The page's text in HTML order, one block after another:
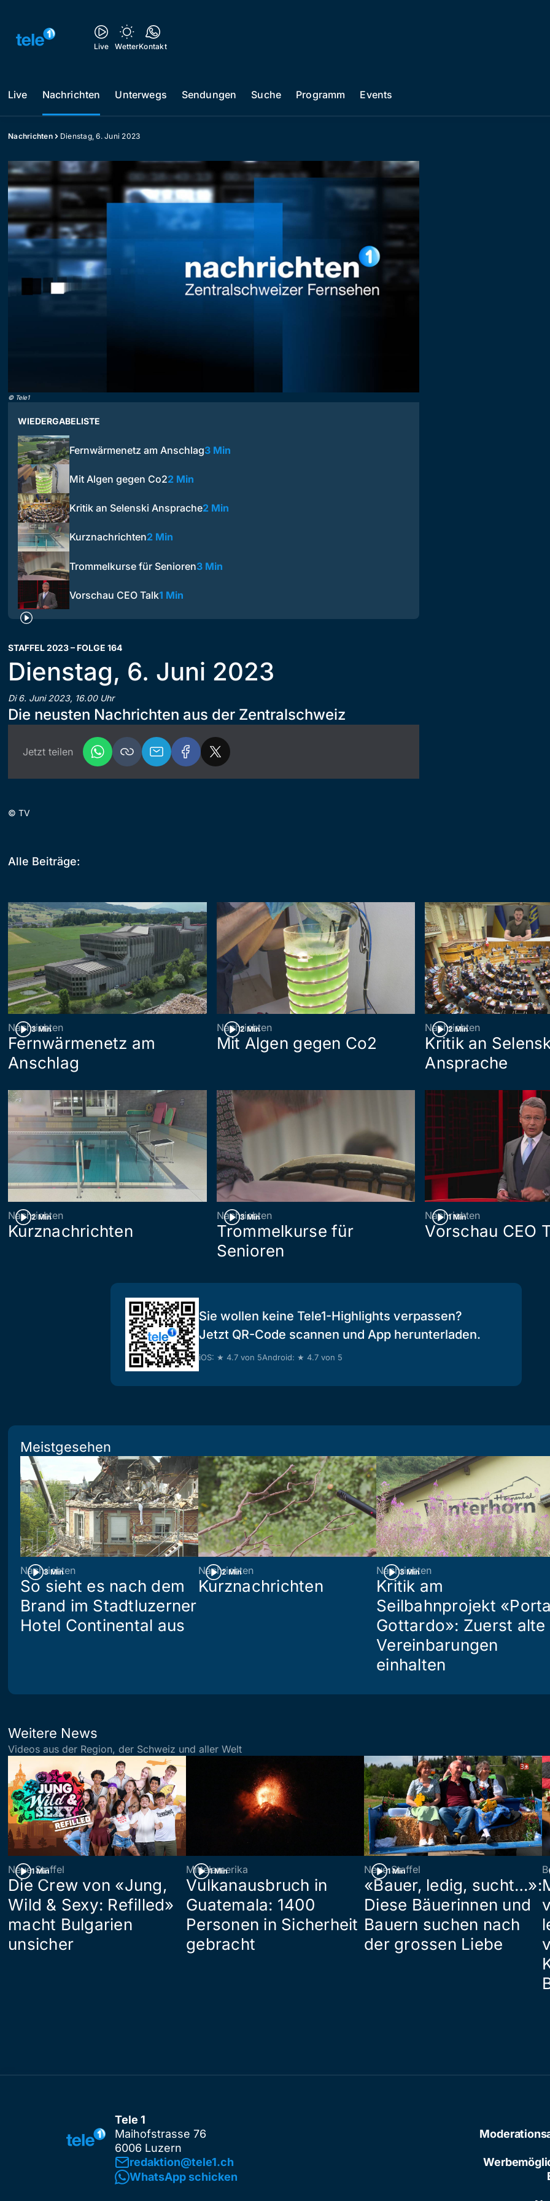
Live WetterKontakt
Live Nachrichten Unterwegs Sendungen Suche Programm Events
Nachrichten Dienstag, 6. Juni 2023
© Tele1
WIEDERGABELISTE
Fernwärmenetz am Anschlag3 Min
Mit Algen gegen Co22 Min
Kritik an Selenski Ansprache2 Min
Kurznachrichten2 Min
Trommelkurse für Senioren3 Min
Vorschau CEO Talk1 Min
STAFFEL 2023 – FOLGE 164
Dienstag, 6. Juni 2023
Di 6. Juni 2023, 16.00 Uhr
Die neusten Nachrichten aus der Zentralschweiz
Jetzt teilen
© TV
Alle Beiträge:
3 Min
Nachrichten
Fernwärmenetz am
Anschlag
2 Min
Nachrichten
Mit Algen gegen Co2
2 Min
Nachrichten
Kritik an
Ansprache
2 Min
Nachrichten
Kurznachrichten
3 Min
Nachrichten
Trommelkurse für
Senioren
1 Min
Nachrichten
Vorschau CEO
Sie wollen keine Tele1-Highlights verpassen?
Jetzt QR-Code scannen und App herunterladen.
iOS: ★ 4.7 von 5Android: ★ 4.7 von 5
Meistgesehen
3 Min
Nachrichten
So sieht es nach dem
Brand im Stadtluzerner
Hotel Continental aus
2 Min
Nachrichten
Kurznachrichten
3 Min
Nachrichten
Kritik am
Seilbahnprojekt
Gottardo»: Zuerst alte
Vereinbarungen
einhalten
Weitere News
Videos aus der Region, der Schweiz und aller Welt
1 Min
Neue Staffel
Die Crew von «Jung,
Wild & Sexy: Refilled»
macht Bulgarien
unsicher
1 Min
Mittelamerika
Vulkanausbruch in
Guatemala: 1400
Personen in Sicherheit
gebracht
1 Min
Neue Staffel
«Bauer, ledig, sucht…»:
Diese Bäuerinnen und
Bauern suchen nach
der grossen Liebe
Tele 1
Maihofstrasse 76
6006 Luzern
redaktion@tele1.ch
WhatsApp schicken